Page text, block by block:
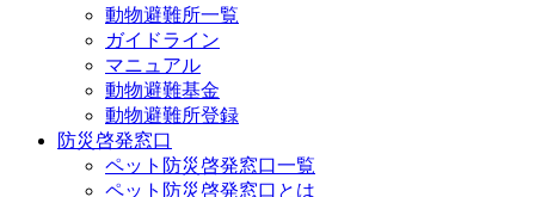
動物避難所一覧
ガイドライン
マニュアル
動物避難基金
動物避難所登録
防災啓発窓口
ペット防災啓発窓口一覧
ペット防災啓発窓口とは